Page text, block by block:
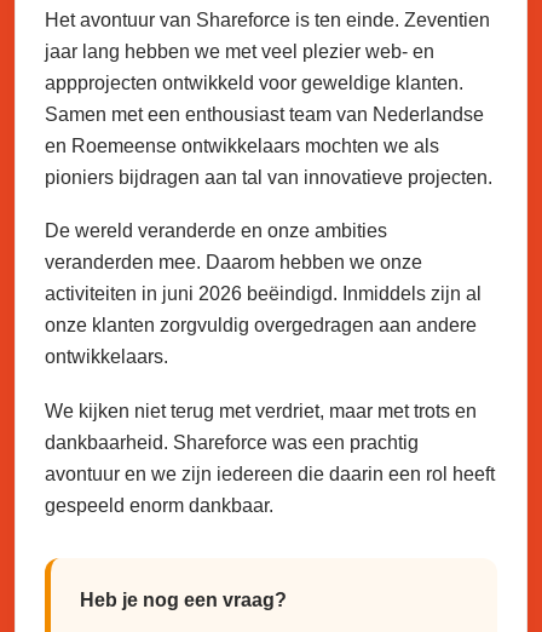
Het avontuur van Shareforce is ten einde. Zeventien
jaar lang hebben we met veel plezier web- en
appprojecten ontwikkeld voor geweldige klanten.
Samen met een enthousiast team van Nederlandse
en Roemeense ontwikkelaars mochten we als
pioniers bijdragen aan tal van innovatieve projecten.
De wereld veranderde en onze ambities
veranderden mee. Daarom hebben we onze
activiteiten in juni 2026 beëindigd. Inmiddels zijn al
onze klanten zorgvuldig overgedragen aan andere
ontwikkelaars.
We kijken niet terug met verdriet, maar met trots en
dankbaarheid. Shareforce was een prachtig
avontuur en we zijn iedereen die daarin een rol heeft
gespeeld enorm dankbaar.
Heb je nog een vraag?